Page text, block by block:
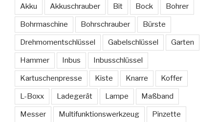
Akku Akkuschrauber Bit Bock Bohrer
Bohrmaschine Bohrschrauber Bürste
Drehmomentschlüssel Gabelschlüssel Garten
Hammer Inbus Inbusschlüssel
Kartuschenpresse Kiste Knarre Koffer
L-Boxx Ladegerät Lampe Maßband
Messer Multifunktionswerkzeug Pinzette